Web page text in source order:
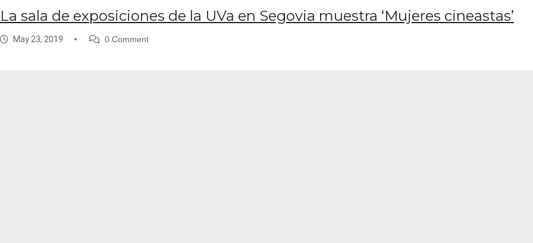
La sala de exposiciones de la UVa en Segovia muestra ‘Mujeres cineastas’
May 23, 2019 0 Comment